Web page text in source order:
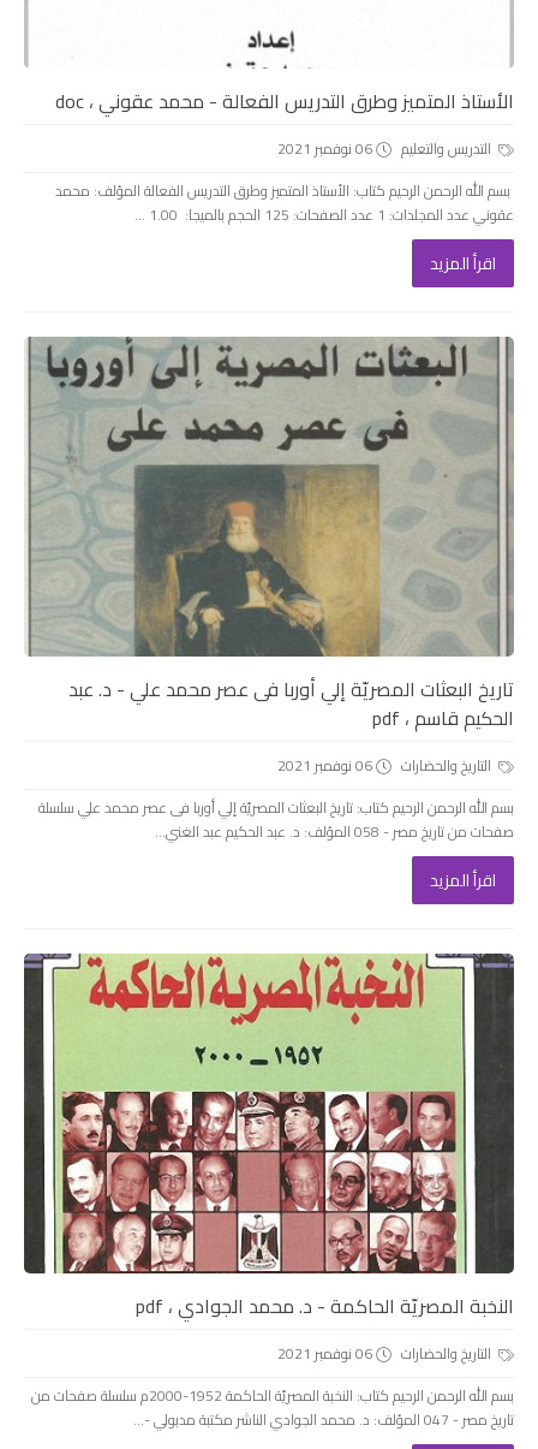
الأستاذ المتميز وطرق التدريس الفعالة - محمد عقوني ، doc
التدريس والتعليم
06 نوفمبر 2021
بسم الله الرحمن الرحيم كتاب: الأستاذ المتميز وطرق التدريس الفعالة المؤلف: محمد
عقوني عدد المجلدات: 1 عدد الصفحات: 125 الحجم بالميجا: 1.00 ...
اقرأ المزيد
تاريخ البعثات المصريّة إلي أوربا فى عصر محمد علي - د. عبد
الحكيم قاسم ، pdf
التاريخ والحضارات
06 نوفمبر 2021
بسم الله الرحمن الرحيم كتاب: تاريخ البعثات المصريّة إلي أوربا فى عصر محمد علي سلسلة
صفحات من تاريخ مصر - 058 المؤلف: د. عبد الحكيم عبد الغني...
اقرأ المزيد
النخبة المصريّة الحاكمة - د. محمد الجوادي ، pdf
التاريخ والحضارات
06 نوفمبر 2021
بسم الله الرحمن الرحيم كتاب: النخبة المصريّة الحاكمة 1952-2000م سلسلة صفحات من
تاريخ مصر - 047 المؤلف: د. محمد الجوادي الناشر مكتبة مدبولي -...